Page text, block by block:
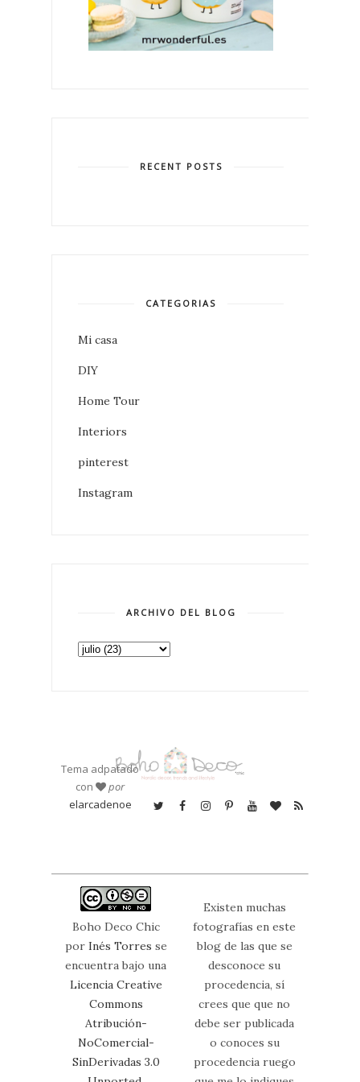
RECENT POSTS
CATEGORIAS
Mi casa
DIY
Home Tour
Interiors
pinterest
Instagram
ARCHIVO DEL BLOG
Tema adpatado
con
por
elarcadenoe
Boho Deco Chic
por Inés Torres se
encuentra bajo una
Licencia Creative
Commons
Atribución-
NoComercial-
SinDerivadas 3.0
Existen muchas
fotografías en este
blog de las que se
desconoce su
procedencia, sí
crees que que no
debe ser publicada
o conoces su
procedencia ruego